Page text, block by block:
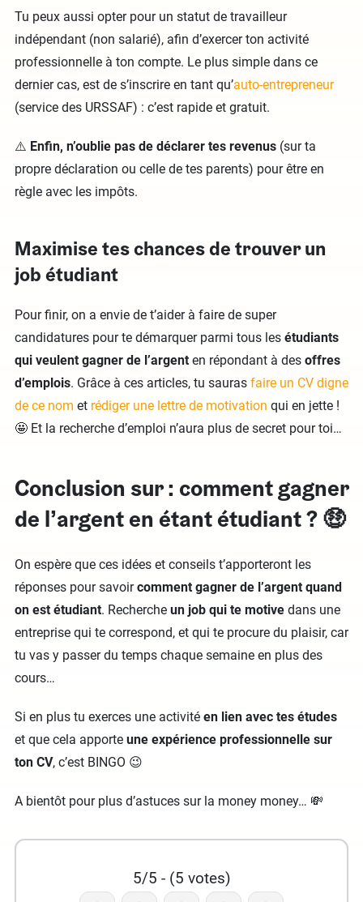
Tu peux aussi opter pour un statut de travailleur
indépendant (non salarié), afin d’exercer ton activité
professionnelle à ton compte. Le plus simple dans ce
dernier cas, est de s’inscrire en tant qu’auto-entrepreneur
(service des URSSAF) : c’est rapide et gratuit.
⚠️ Enfin, n’oublie pas de déclarer tes revenus (sur ta
propre déclaration ou celle de tes parents) pour être en
règle avec les impôts.
Maximise tes chances de trouver un
job étudiant
Pour finir, on a envie de t’aider à faire de super
candidatures pour te démarquer parmi tous les étudiants
qui veulent gagner de l’argent en répondant à des offres
d’emplois. Grâce à ces articles, tu sauras faire un CV digne
de ce nom et rédiger une lettre de motivation qui en jette !
🤩 Et la recherche d’emploi n’aura plus de secret pour toi…
Conclusion sur : comment gagner
de l’argent en étant étudiant ? 🤑
On espère que ces idées et conseils t’apporteront les
réponses pour savoircomment gagner de l’argent quand
on est étudiant. Recherche un job qui te motive dans une
entreprise qui te correspond, et qui te procure du plaisir, car
tu vas y passer du temps chaque semaine en plus des
cours…
Si en plus tu exerces une activité en lien avec tes études
et que cela apporte une expérience professionnelle sur
ton CV, c’est BINGO 😉
A bientôt pour plus d’astuces sur la money money… 💸
5/5 - (5 votes)